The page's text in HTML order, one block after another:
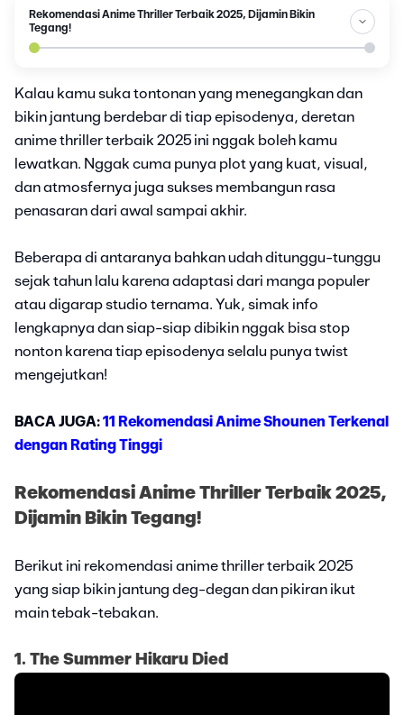
Rekomendasi Anime Thriller Terbaik 2025, Dijamin Bikin
Tegang!
Kalau kamu suka tontonan yang menegangkan dan
bikin jantung berdebar di tiap episodenya, deretan
anime thriller terbaik 2025 ini nggak boleh kamu
lewatkan. Nggak cuma punya plot yang kuat, visual,
dan atmosfernya juga sukses membangun rasa
penasaran dari awal sampai akhir.
Beberapa di antaranya bahkan udah ditunggu-tunggu
sejak tahun lalu karena adaptasi dari manga populer
atau digarap studio ternama. Yuk, simak info
lengkapnya dan siap-siap dibikin nggak bisa stop
nonton karena tiap episodenya selalu punya twist
mengejutkan!
BACA JUGA:11 Rekomendasi Anime Shounen Terkenal
dengan Rating Tinggi
Rekomendasi Anime Thriller Terbaik 2025,
Dijamin Bikin Tegang!
Berikut ini rekomendasi anime thriller terbaik 2025
yang siap bikin jantung deg-degan dan pikiran ikut
main tebak-tebakan.
1. The Summer Hikaru Died